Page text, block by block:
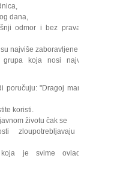
dana,
odmor i bez prava na
najviše zaboravljene,
koja nosi najveću
poručuju: "Dragoj mami u
koristi.
životu čak se
zloupotrebljavaju za
je svime ovladala,